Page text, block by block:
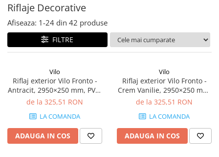
Riflaje Decorative
Riflaj exterior
Riflaje Interioare
Glafuri
Glafuri Exterioare
Plinte, Plinte PVC, Plinte MDF
Plinte PVC
Plinte MDF Premium
Accesorii Plinte
Riflaje Decorative
Afiseaza: 1-24 din 42 produse
FILTRE
Vilo
Riflaj exterior Vilo Fronto -
Antracit, 2950×250 mm, PVC-
U, 2.95 mp/cutie (4 bucăți)
de la 325,51 RON
LA COMANDA
ADAUGA IN COS
Vilo
Riflaj exterior Vilo Fronto -
Crem Vanilie, 2950×250 mm,
PVC-U, 7.74 mp/cutie (10
de la 325,51 RON
LA COMANDA
ADAUGA IN COS